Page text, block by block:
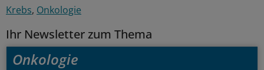
Krebs Onkologie
Ihr Newsletter zum Thema
Onkologie